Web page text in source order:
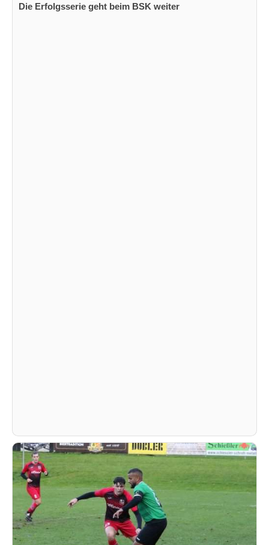
Die Erfolgsserie geht beim BSK weiter